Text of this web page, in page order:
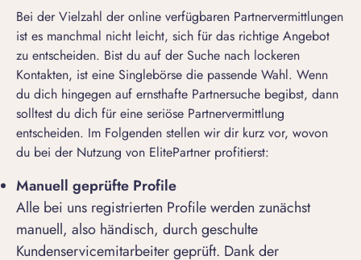
Bei der Vielzahl der online verfügbaren Partnervermittlungen
ist es manchmal nicht leicht, sich für das richtige Angebot
zu entscheiden. Bist du auf der Suche nach lockeren
Kontakten, ist eine Singlebörse die passende Wahl. Wenn
du dich hingegen auf ernsthafte Partnersuche begibst, dann
solltest du dich für eine seriöse Partnervermittlung
entscheiden. Im Folgenden stellen wir dir kurz vor, wovon
du bei der Nutzung von ElitePartner profitierst:
Manuell geprüfte Profile
Alle bei uns registrierten Profile werden zunächst
manuell, also händisch, durch geschulte
Kundenservicemitarbeiter geprüft. Dank der